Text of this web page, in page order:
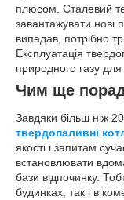
плюсом. Сталевий
завантажувати нові
випадав, потрібно
Експлуатація
природного газу
Чим ще
Завдяки більш ніж
твердопаливні
якості і запитам
встановлювати
бази відпочинку.
будинках, так і в